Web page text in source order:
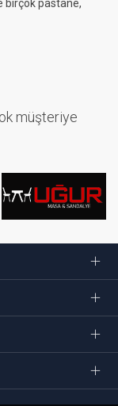
birçok pastane,
müşteriye